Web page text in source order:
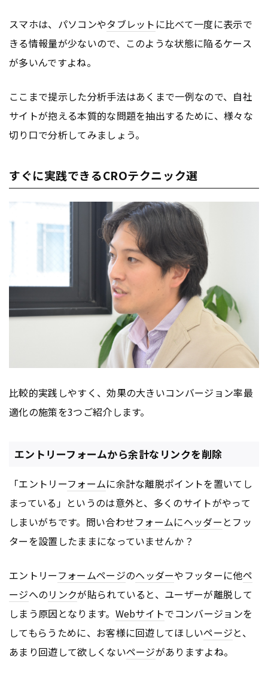
スマホは、パソコンやタブレット に比べて一度に表示で
きる情報量が少ないので、このような状態に陥るケース
が多いんですよね。
ここまで提示した分析手法はあくまで一例なので、自社
サイトが抱える本質的な問題を抽出するために、様々な
切り口で分析してみましょう。
すぐに実践できるCROテクニック選
比較的実践しやすく、効果の大きいコンバージョン率最
適化の施策を3つご紹介します。
エントリーフォームから余計なリンクを削除
「エントリーフォームに余計な離脱ポイントを置いてし
まっている」というのは意外と、多くのサイトがやって
しまいがちです。問い合わせフォームにヘッダー とフッ
ターを設置したままになっていませんか？
エントリーフォームページのヘッダーやフッターに他ペ
ージへのリンクが貼られていると、ユーザーが離脱して
しまう原因となります。 Webサイトでコンバージョンを
してもらうために、お客様に回遊してほしいページと、
あまり回遊して欲しくないページがありますよね。